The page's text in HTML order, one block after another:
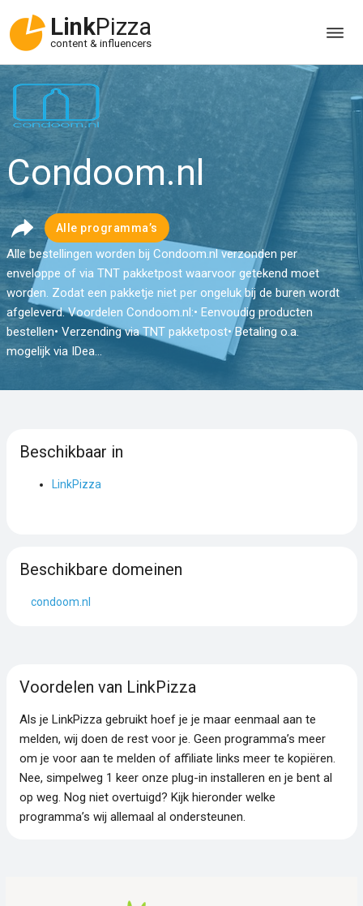
LinkPizza
content & influencers
Condoom.nl
Alle programma’s
Alle bestellingen worden bij Condoom.nl verzonden per
enveloppe of via TNT pakketpost waarvoor getekend moet
worden. Zodat een pakketje niet per ongeluk bij de buren wordt
afgeleverd. Voordelen Condoom.nl:• Eenvoudig producten
bestellen• Verzending via TNT pakketpost• Betaling o.a.
mogelijk via IDea...
Beschikbaar in
LinkPizza
Beschikbare domeinen
condoom.nl
Voordelen van LinkPizza
Als je LinkPizza gebruikt hoef je je maar eenmaal aan te
melden, wij doen de rest voor je. Geen programma’s meer
om je voor aan te melden of affiliate links meer te kopiëren.
Nee, simpelweg 1 keer onze plug-in installeren en je bent al
op weg. Nog niet overtuigd? Kijk hieronder welke
programma’s wij allemaal al ondersteunen.